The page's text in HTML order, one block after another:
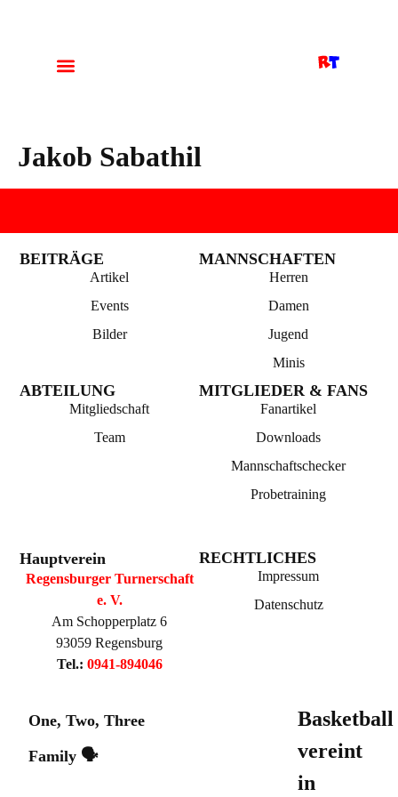
Jakob Sabathil
BEITRÄGE
Artikel
Events
Bilder
MANNSCHAFTEN
Herren
Damen
Jugend
Minis
ABTEILUNG
Mitgliedschaft
Team
MITGLIEDER & FANS
Fanartikel
Downloads
Mannschaftschecker
Probetraining
Hauptverein
Regensburger Turnerschaft
e. V.
Am Schopperplatz 6
93059 Regensburg
Tel.: 0941-894046
RECHTLICHES
Impressum
Datenschutz
One, Two, Three
Family 🗣️
Basketball
vereint
in